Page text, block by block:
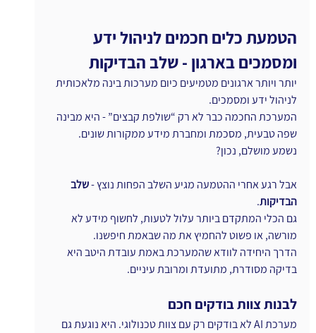
הטמעת כלים חכמים לניהול ידע
ומסמכים בארגון - שלב הבדיקות
יותר ויותר ארגונים מטמיעים כיום מערכות בינה מלאכותית
לניהול ידע ומסמכים.
המערכת החכמה כבר לא רק “שולפת קבצים” - היא מבינה
שפה טבעית, מסכמת ומחברת מידע ממקורות שונים.
נשמע מושלם, נכון?
אבל רגע אחרי ההטמעה מגיע השלב הפחות נוצץ - שלב
הבדיקות.
גם הכלי המתקדם ביותר עלול לטעות, לחשוף מידע לא
מורשה, או פשוט להחמיץ את מה שבאמת חיפשנו.
הדרך היחידה לוודא שהמערכת באמת עובדת היטב היא
בדיקה מסודרת, מתועדת ומרובת עיניים.
לבנות צוות בודקים חכם
מערכת AI לא בודקים רק עם צוות טכנולוגי. היא נוגעת גם